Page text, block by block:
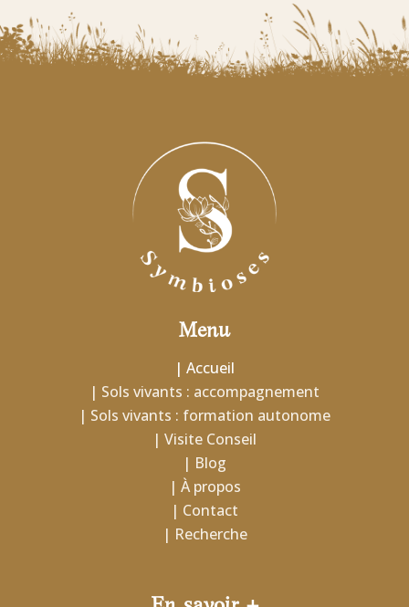
Menu
| Accueil
| Sols vivants : accompagnement
| Sols vivants : formation autonome
| Visite Conseil
| Blog
| À propos
| Contact
| Recherche